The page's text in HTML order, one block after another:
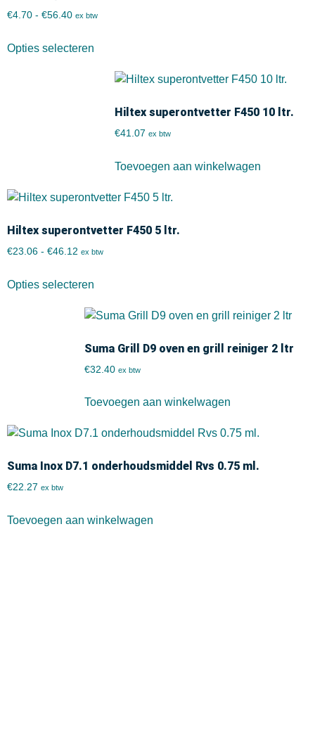
€4.70 - €56.40 ex btw
Opties selecteren
Hiltex superontvetter F450 10 ltr.
€41.07 ex btw
Toevoegen aan winkelwagen
Hiltex superontvetter F450 5 ltr.
€23.06 - €46.12 ex btw
Opties selecteren
Suma Grill D9 oven en grill reiniger 2 ltr
€32.40 ex btw
Toevoegen aan winkelwagen
Suma Inox D7.1 onderhoudsmiddel Rvs 0.75 ml.
€22.27 ex btw
Toevoegen aan winkelwagen